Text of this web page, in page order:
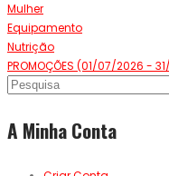
Mulher
Equipamento
Nutrição
PROMOÇÕES (01/07/2026 -
A Minha Conta